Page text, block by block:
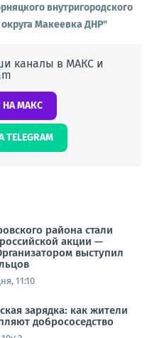
внутригородского
Макеевка ДНР"
каналы в МАКС и
НА МАКС
района стали
акции —
выступил
11:10
зарядка: как жители
добрососедство